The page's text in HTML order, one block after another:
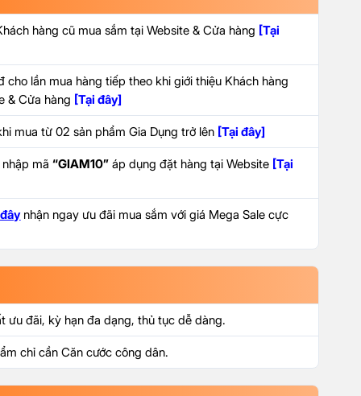
hàng cũ mua sắm tại Website & Cửa hàng [Tại
cho lần mua hàng tiếp theo khi giới thiệu Khách hàng
& Cửa hàng [Tại đây]
mua từ 02 sản phẩm Gia Dụng trở lên [Tại đây]
nhập mã“GIAM10” áp dụng đặt hàng tại Website [Tại
nhận ngay ưu đãi mua sắm với giá Mega Sale cực
ưu đãi, kỳ hạn đa dạng, thủ tục dễ dàng.
chỉ cần Căn cước công dân.